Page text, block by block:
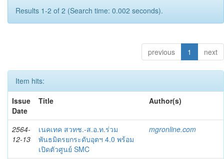
Results 1-2 of 2 (Search time: 0.002 seconds).
previous 1 next
Item hits:
Issue
Date
Title Author(s)
2564-
12-13
เนคเทค สวทช.-ส.อ.ท.ร่วม
พันธมิตรยกระดับอุตฯ 4.0 พร้อม
เปิดตัวศูนย์ SMC
mgronline.com